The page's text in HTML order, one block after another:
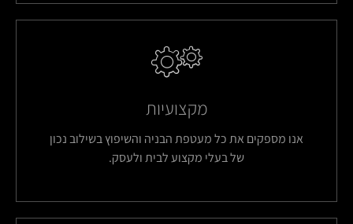
מקצועיות
אנו מספקים את כל מעטפת הבניה והשיפוץ בשילוב נכון
של בעלי מקצוע לבית ולעסק.